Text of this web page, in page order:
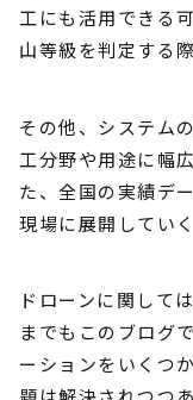
工にも活用できる
山等級を判定する
その他、システム
工分野や用途に幅
た、全国の実績デ
現場に展開してい
ドローンに関して
までもこのブログ
ーションをいくつ